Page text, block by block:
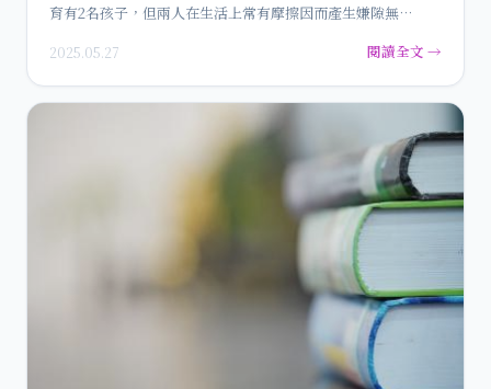
育有2名孩子，但兩人在生活上常有摩擦因而產生嫌隙無…
2025.05.27 閱讀全文 →